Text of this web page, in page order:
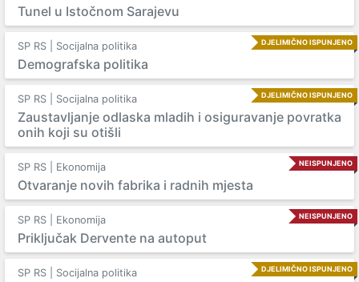
Tunel u Istočnom Sarajevu
DJELIMIČNO ISPUNJENO
SP RS | Socijalna politika
Demografska politika
DJELIMIČNO ISPUNJENO
SP RS | Socijalna politika
Zaustavljanje odlaska mladih i osiguravanje povratka
onih koji su otišli
NEISPUNJENO
SP RS | Ekonomija
Otvaranje novih fabrika i radnih mjesta
NEISPUNJENO
SP RS | Ekonomija
Priključak Dervente na autoput
DJELIMIČNO ISPUNJENO
SP RS | Socijalna politika